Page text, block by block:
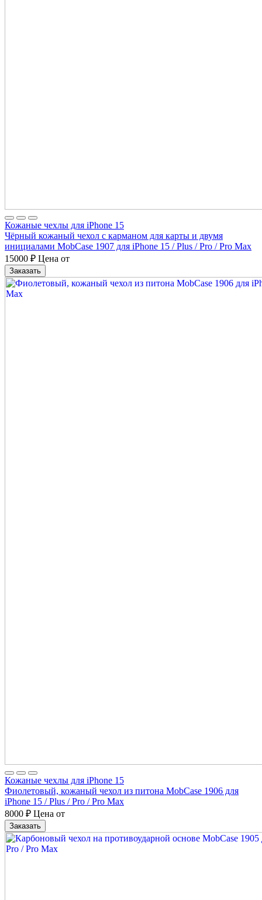
Кожаные чехлы для iPhone 15
Чёрный кожаный чехол с карманом для карты и двумя
инициалами MobCase 1907 для iPhone 15 / Plus / Pro / Pro Max
15000 ₽ Цена от
Заказать
Кожаные чехлы для iPhone 15
Фиолетовый, кожаный чехол из питона MobCase 1906 для
iPhone 15 / Plus / Pro / Pro Max
8000 ₽ Цена от
Заказать